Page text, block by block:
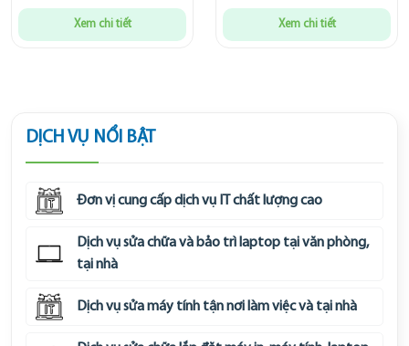
Xem chi tiết Xem chi tiết
DỊCH VỤ NỔI BẬT
Đơn vị cung cấp dịch vụ IT chất lượng cao
Dịch vụ sửa chữa và bảo trì laptop tại văn phòng,
tại nhà
Dịch vụ sửa máy tính tận nơi làm việc và tại nhà